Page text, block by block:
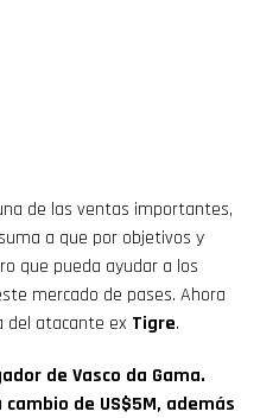
de las ventas importantes,
a que por objetivos y
que pueda ayudar a los
mercado de pases. Ahora
del atacante ex Tigre.
de Vasco da Gama.
de US$5M, además